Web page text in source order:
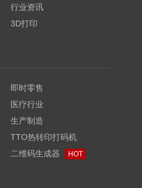
行业资讯
3D打印
即时零售
医疗行业
生产制造
TTO热转印打码机
二维码生成器 HOT